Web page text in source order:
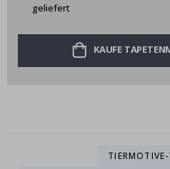
geliefert